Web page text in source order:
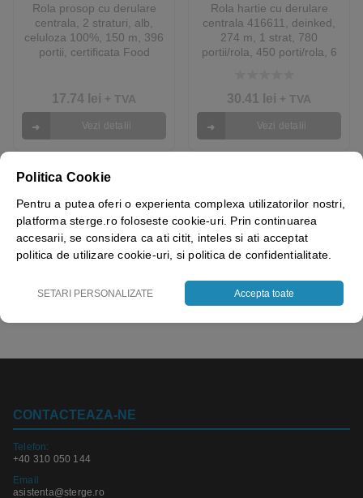
Rola prosop cu derulare
centrala, 2 straturi, alb,
celuloza 100%, 150 m, 396
portii, certificata Food
17.74 lei + TVA
Vezi detalii
Rola hartie cu derulare
centrala 416611, deinked,
274 m, 1 strat, 780
portii/rola, 450 porti/rola, 6
Contact, EcoLabel
30.41 lei + TVA
Vezi detalii
CONTACTEAZA-NE
Telefon:
+40 310 050 144
Email
asistenta@sterge.ro
Politica Cookie
Pentru a putea oferi o experienta complexa utilizatorilor nostri,
platforma sterge.ro foloseste cookie-uri. Prin continuarea
accesarii, se considera ca ati citit, inteles si ati acceptat
politica de utilizare cookie-uri, si politica de confidentialitate.
SETARI PERSONALIZATE Accepta toate